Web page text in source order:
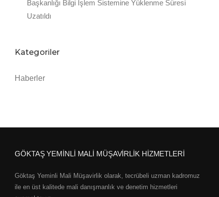
Başkanlığı Bilgi İşlem Sistemine Yüklenme Süresi
Uzatıldı
Kategoriler
Haberler
GÖKTAŞ YEMİNLİ MALİ MÜŞAVİRLİK HİZMETLERİ
Göktaş Yeminli Mali Müşavirlik olarak, tecrübeli uzman kadromuz
ile en üst kalitede mali danışmanlık ve denetim hizmetleri